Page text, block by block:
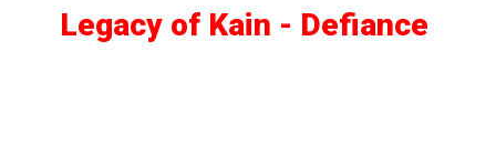
Legacy of Kain - Defiance